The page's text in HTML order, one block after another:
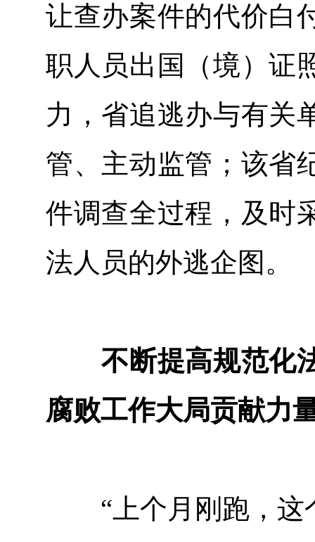
让查办案件的代价白
职人员出国（境）证
力，省追逃办与有关
管、主动监管；该省
件调查全过程，及时
法人员的外逃企图。
不断提高规范化
腐败工作大局贡献力
“上个月刚跑，这